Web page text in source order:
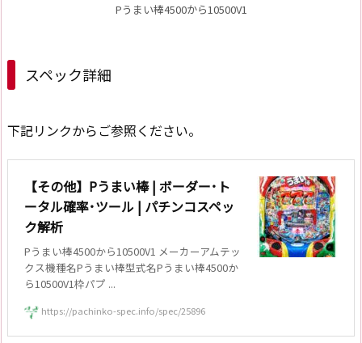
Pうまい棒4500から10500V1
スペック詳細
下記リンクからご参照ください。
【その他】Pうまい棒 | ボーダー･ト
ータル確率･ツール | パチンコスペッ
ク解析
Pうまい棒4500から10500V1 メーカーアムテッ
クス機種名Pうまい棒型式名Pうまい棒4500か
ら10500V1枠パプ ...
https://pachinko-spec.info/spec/25896